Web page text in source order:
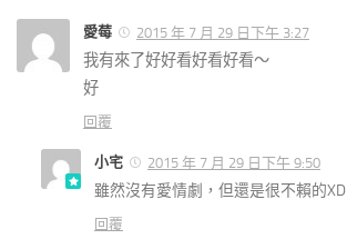
愛莓 2015 年 7 月 29 日下午 3:27
我有來了好好看好看好看～
好
回覆
小宅 2015 年 7 月 29 日下午 9:50
雖然沒有愛情劇，但還是很不賴的XD
回覆